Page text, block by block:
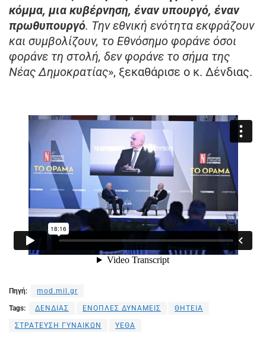
κόμμα, μια κυβέρνηση, έναν υπουργό, έναν
πρωθυπουργό. Την εθνική ενότητα εκφράζουν
και συμβολίζουν, το Εθνόσημο φοράνε όσοι
φοράνε τη στολή, δεν φοράνε το σήμα της
Νέας Δημοκρατίας», ξεκαθάρισε ο κ. Δένδιας.
Πηγή: mod.mil.gr
Tags: ΔΕΝΔΙΑΣ ΕΝΟΠΛΕΣ ΔΥΝΑΜΕΙΣ ΘΗΤΕΙΑ
ΣΤΡΑΤΕΥΣΗ ΓΥΝΑΙΚΩΝ ΥΕΘΑ